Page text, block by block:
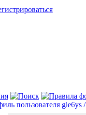
пользователя gle6ys /